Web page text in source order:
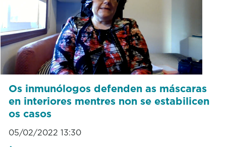
Os inmunólogos defenden as máscaras
en interiores mentres non se estabilicen
os casos
05/02/2022 13:30